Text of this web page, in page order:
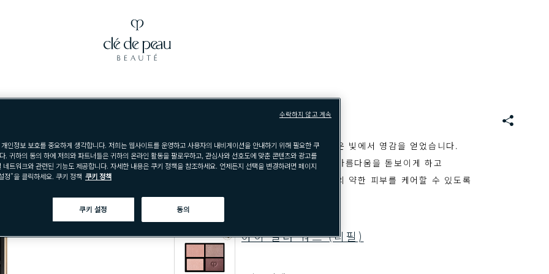
아이 컬러 쿼드는 찬란한 바다의 아름다운 빛에서 영감을 얻었습니다.
각각의 쉐도우는 우아한 색상으로 눈의 아름다움을 돋보이게 하고
우아한 윤기를 선사할 뿐만 아니라 눈가의 약한 피부를 케어할 수 있도록
디자인 되었습니다.
아이 컬러 쿼드 (리필)
인정보 보호를 중요하게 생각합니다. 저희는 웹사이트를 운영하고 사용자의 내비게이션을 안내하기 위해 필요한 쿠
. 귀하의 동의 하에 저희와 파트너들은 귀하의 온라인 활동을 팔로우하고, 관심사와 선호도에 맞춘 콘텐츠와 광고를
네트워크와 관련된 기능도 제공합니다. 자세한 내용은 쿠키 정책을 참조하세요. 언제든지 선택을 변경하려면 페이지
정"을 클릭하세요. 쿠키 정책 쿠키 정책
쿠키 설정 동의
수락하지 않고 계속